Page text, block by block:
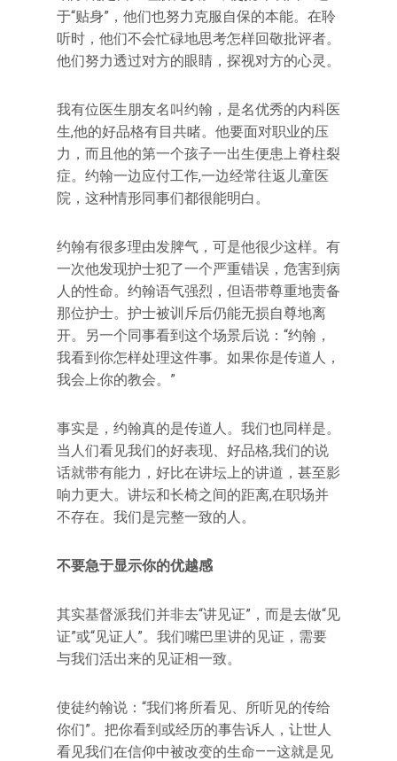
于“贴身”，他们也努力克服自保的本能。在聆
听时，他们不会忙碌地思考怎样回敬批评者。
他们努力透过对方的眼睛，探视对方的心灵。
我有位医生朋友名叫约翰，是名优秀的内科医
生,他的好品格有目共睹。他要面对职业的压
力，而且他的第一个孩子一出生便患上脊柱裂
症。约翰一边应付工作,一边经常往返儿童医
院，这种情形同事们都很能明白。
约翰有很多理由发脾气，可是他很少这样。有
一次他发现护士犯了一个严重错误，危害到病
人的性命。约翰语气强烈，但语带尊重地责备
那位护士。护士被训斥后仍能无损自尊地离
开。另一个同事看到这个场景后说：“约翰，
我看到你怎样处理这件事。如果你是传道人，
我会上你的教会。”
事实是，约翰真的是传道人。我们也同样是。
当人们看见我们的好表现、好品格,我们的说
话就带有能力，好比在讲坛上的讲道，甚至影
响力更大。讲坛和长椅之间的距离,在职场并
不存在。我们是完整一致的人。
不要急于显示你的优越感
其实基督派我们并非去“讲见证”，而是去做“见
证”或“见证人”。我们嘴巴里讲的见证，需要
与我们活出来的见证相一致。
使徒约翰说：“我们将所看见、所听见的传给
你们”。把你看到或经历的事告诉人，让世人
看见我们在信仰中被改变的生命——这就是见